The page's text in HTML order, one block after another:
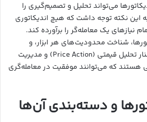
می‌تواند تحلیل و تصمیم‌گیری را
به این نکته توجه داشت که هیچ اندیکاتوری
نیازهای یک معامله‌گر را برآورده کند.
شناخت محدودیت‌های هر ابزار، و
استفاده از آن‌ها در کنار تحلیل قیمتی (Price Action) و مدیریت
هستند که می‌توانند موفقیت در معامله‌گری
و دسته‌بندی آن‌ها